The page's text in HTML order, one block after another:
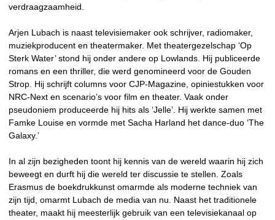
verdraagzaamheid.
Arjen Lubach is naast televisiemaker ook schrijver, radiomaker,
muziekproducent en theatermaker. Met theatergezelschap ‘Op
Sterk Water’ stond hij onder andere op Lowlands. Hij publiceerde
romans en een thriller, die werd genomineerd voor de Gouden
Strop. Hij schrijft columns voor CJP-Magazine, opiniestukken voor
NRC-Next en scenario’s voor film en theater. Vaak onder
pseudoniem produceerde hij hits als ‘Jelle’. Hij werkte samen met
Famke Louise en vormde met Sacha Harland het dance-duo ‘The
Galaxy.’
In al zijn bezigheden toont hij kennis van de wereld waarin hij zich
beweegt en durft hij die wereld ter discussie te stellen. Zoals
Erasmus de boekdrukkunst omarmde als moderne techniek van
zijn tijd, omarmt Lubach de media van nu. Naast het traditionele
theater, maakt hij meesterlijk gebruik van een televisiekanaal op